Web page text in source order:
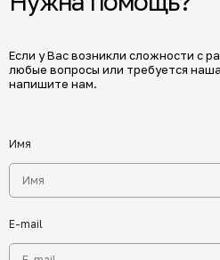
Если у Вас возникли сложности с
любые вопросы или требуется
напишите нам.
Имя
E-mail